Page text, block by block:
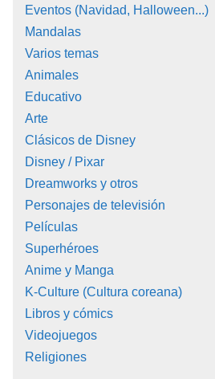
Eventos (Navidad, Halloween...)
Mandalas
Varios temas
Animales
Educativo
Arte
Clásicos de Disney
Disney / Pixar
Dreamworks y otros
Personajes de televisión
Películas
Superhéroes
Anime y Manga
K-Culture (Cultura coreana)
Libros y cómics
Videojuegos
Religiones